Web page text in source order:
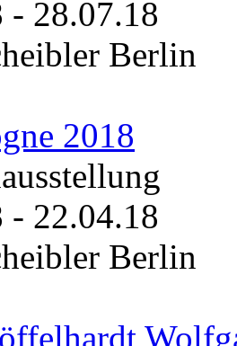
- 28.07.18
Berlin
2018
- 22.04.18
Berlin